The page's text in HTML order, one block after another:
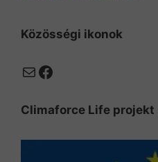
Közösségi ikonok
MailFacebook
Climaforce Life projekt